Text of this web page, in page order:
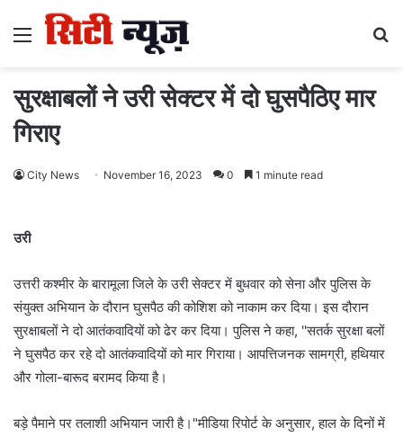
Menu
सुरक्षाबलों ने उरी सेक्टर में दो घुसपैठिए मार
गिराए
City News November 16, 2023 0 1 minute read
उरी
उत्तरी कश्मीर के बारामूला जिले के उरी सेक्टर में बुधवार को सेना और पुलिस के
संयुक्त अभियान के दौरान घुसपैठ की कोशिश को नाकाम कर दिया। इस दौरान
सुरक्षाबलों ने दो आतंकवादियों को ढेर कर दिया। पुलिस ने कहा, ''सतर्क सुरक्षा बलों
ने घुसपैठ कर रहे दो आतंकवादियों को मार गिराया। आपत्तिजनक सामग्री, हथियार
और गोला-बारूद बरामद किया है।
बड़े पैमाने पर तलाशी अभियान जारी है।"मीडिया रिपोर्ट के अनुसार, हाल के दिनों में